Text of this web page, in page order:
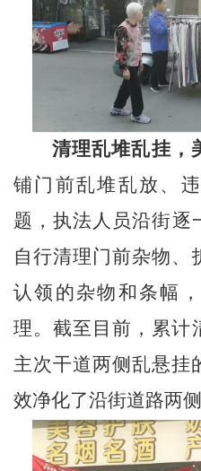
清理乱堆乱挂，
铺门前乱堆乱放、
题，执法人员沿街逐
自行清理门前杂物、
认领的杂物和条幅
理 。截至目前，累计
主次干道两侧乱悬挂
效净化了沿街道路两